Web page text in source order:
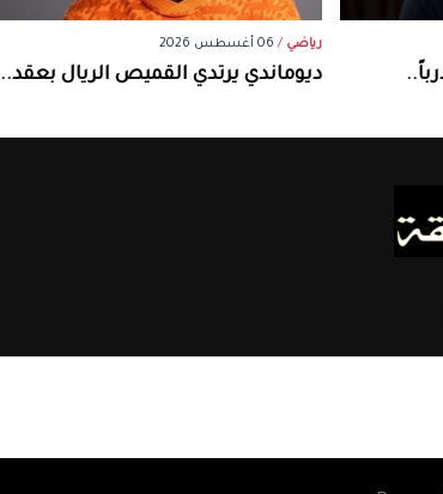
رياضي / 06 أغسطس 2026
ديوماندي يرتدي القميص الريال بعقد..